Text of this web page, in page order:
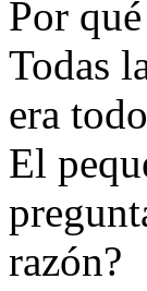
Por
Todas
era
El
razón?